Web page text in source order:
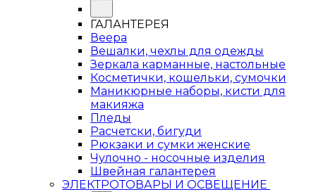
ГАЛАНТЕРЕЯ
Веера
Вешалки, чехлы для одежды
Зеркала карманные, настольные
Косметички, кошельки, сумочки
Маникюрные наборы, кисти для
макияжа
Пледы
Расчетски, бигуди
Рюкзаки и сумки женские
Чулочно - носочные изделия
Швейная галантерея
ЭЛЕКТРОТОВАРЫ И ОСВЕЩЕНИЕ